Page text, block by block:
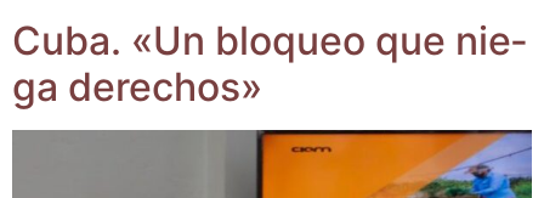
Cuba. «Un blo­queo que nie­
ga derechos»